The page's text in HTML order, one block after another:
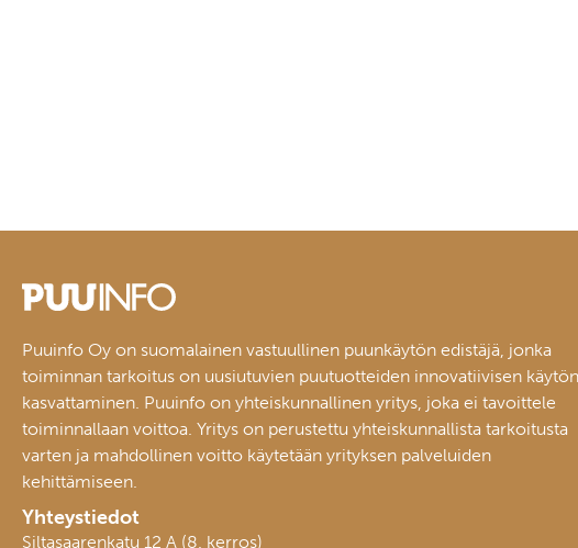
Puuinfo Oy on suomalainen vastuullinen puunkäytön edistäjä, jonka
toiminnan tarkoitus on uusiutuvien puutuotteiden innovatiivisen käytön
kasvattaminen. Puuinfo on yhteiskunnallinen yritys, joka ei tavoittele
toiminnallaan voittoa. Yritys on perustettu yhteiskunnallista tarkoitusta
varten ja mahdollinen voitto käytetään yrityksen palveluiden
kehittämiseen.
Yhteystiedot
Siltasaarenkatu 12 A (8. kerros)